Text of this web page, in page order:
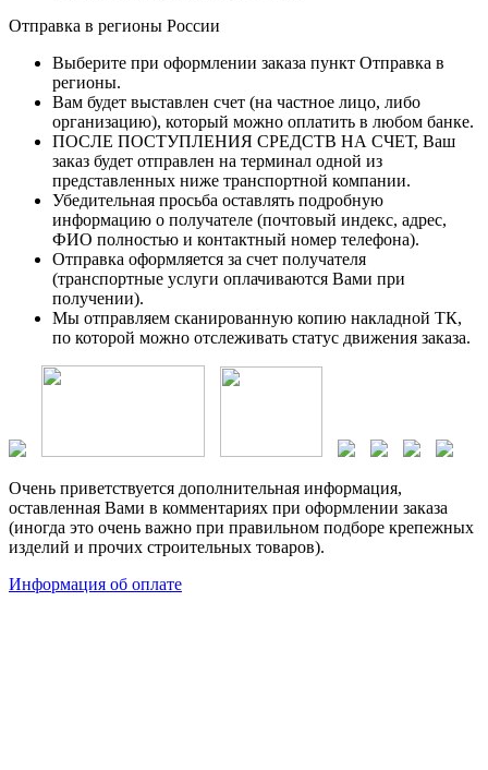
Отправка в регионы России
Выберите при оформлении заказа пункт Отправка в
регионы.
Вам будет выставлен счет (на частное лицо, либо
организацию), который можно оплатить в любом банке.
ПОСЛЕ ПОСТУПЛЕНИЯ СРЕДСТВ НА СЧЕТ, Ваш
заказ будет отправлен на терминал одной из
представленных ниже транспортной компании.
Убедительная просьба оставлять подробную
информацию о получателе (почтовый индекс, адрес,
ФИО полностью и контактный номер телефона).
Отправка оформляется за счет получателя
(транспортные услуги оплачиваются Вами при
получении).
Мы отправляем сканированную копию накладной ТК,
по которой можно отслеживать статус движения заказа.
Очень приветствуется дополнительная информация,
оставленная Вами в комментариях при оформлении заказа
(иногда это очень важно при правильном подборе крепежных
изделий и прочих строительных товаров).
Информация об оплате